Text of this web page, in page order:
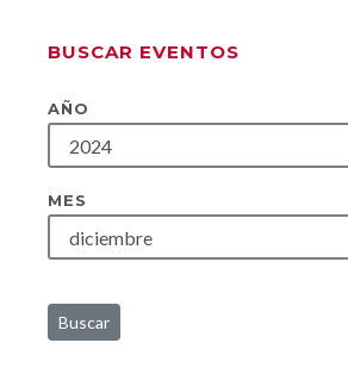
BUSCAR EVENTOS
AÑO
MES
Buscar